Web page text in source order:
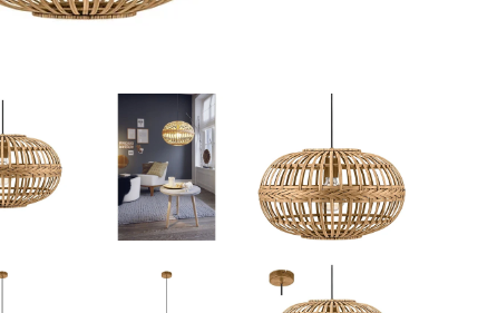
Excelentes
profissionais!
See More